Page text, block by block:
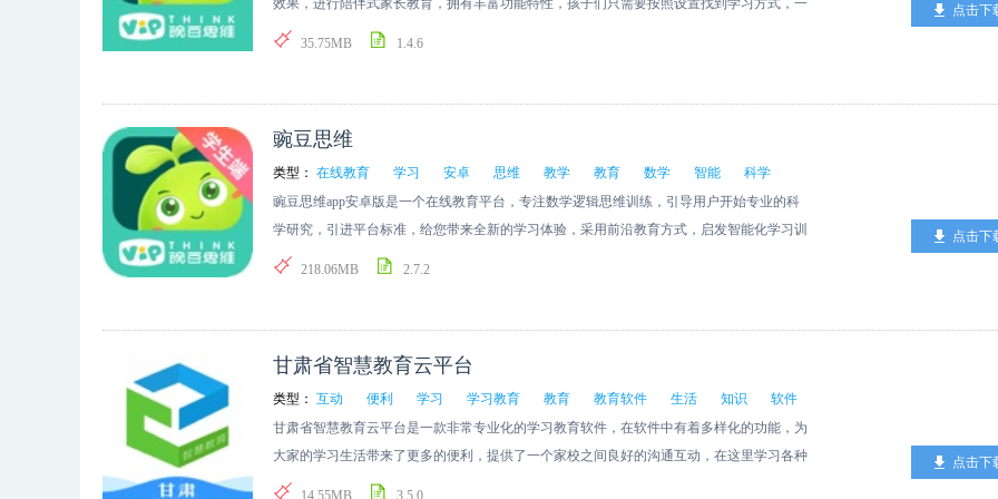
效果，进行陪伴式家长教育，拥有丰富功能特性，孩子们只需要按照设置找到学习方式，一
目了然查看学习结果，轻松掌握学习进度，查看您的课程表。
35.75MB 1.4.6
点击下
豌豆思维
类型： 在线教育 学习 安卓 思维 教学 教育 数学 智能
科学
豌豆思维app安卓版是一个在线教育平台，专注数学逻辑思维训练，引导用户开始专业的科
学研究，引进平台标准，给您带来全新的学习体验，采用前沿教育方式，启发智能化学习训
练，利用智能教学方式表达自我，在过程中表达和激发用户的兴趣，持续创新。
218.06MB 2.7.2
点击下
甘肃省智慧教育云平台
类型： 互动 便利 学习 学习教育 教育 教育软件 生活 知识
软件
甘肃省智慧教育云平台是一款非常专业化的学习教育软件，在软件中有着多样化的功能，为
大家的学习生活带来了更多的便利，提供了一个家校之间良好的沟通互动，在这里学习各种
有哟竞得知识，喜欢的朋友可以下载体验！
14.55MB 3.5.0
点击下